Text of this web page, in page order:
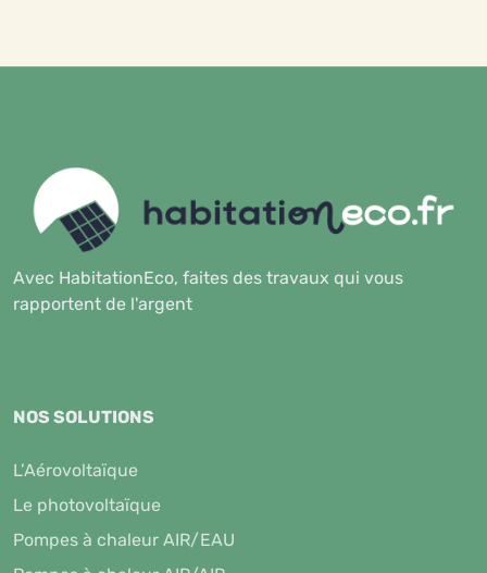
Avec HabitationEco, faites des travaux qui vous
rapportent de l'argent
NOS SOLUTIONS
L’Aérovoltaïque
Le photovoltaïque
Pompes à chaleur AIR/EAU